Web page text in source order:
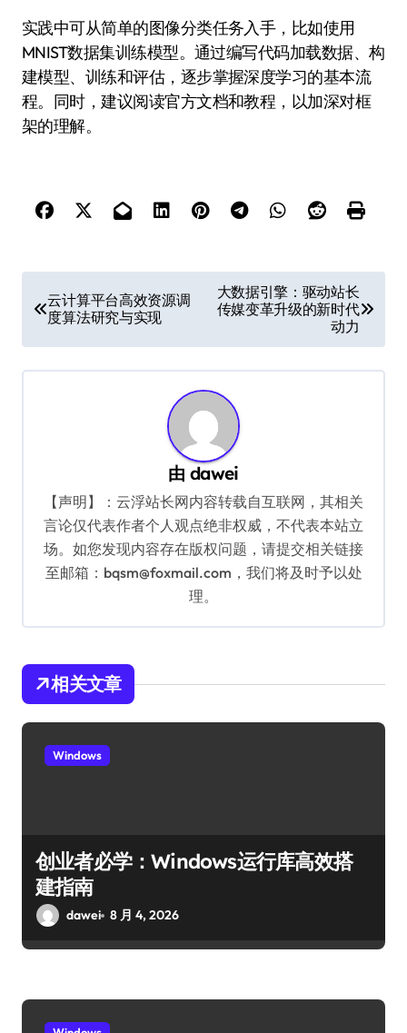
实践中可从简单的图像分类任务入手，比如使用
MNIST数据集训练模型。通过编写代码加载数据、构
建模型、训练和评估，逐步掌握深度学习的基本流
程。同时，建议阅读官方文档和教程，以加深对框
架的理解。
章
导
航
云计算平台高效资源调
度算法研究与实现
大数据引擎：驱动站长
传媒变革升级的新时代
动力
由dawei
【声明】：云浮站长网内容转载自互联网，其相关
言论仅代表作者个人观点绝非权威，不代表本站立
场。如您发现内容存在版权问题，请提交相关链接
至邮箱：bqsm@foxmail.com，我们将及时予以处
理。
相关文章
Windows
创业者必学：Windows运行库高效搭
建指南
dawei 8 月 4, 2026